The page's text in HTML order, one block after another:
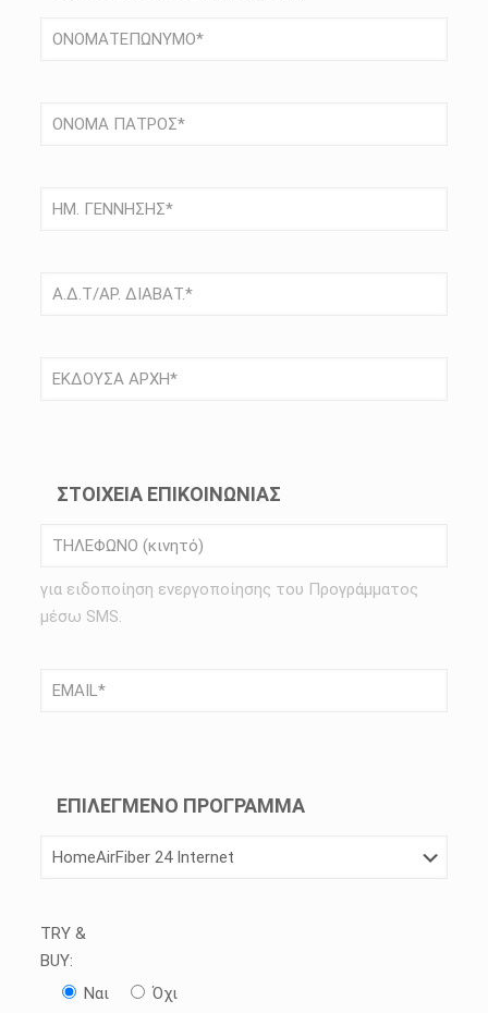
ΣΤΟΙΧΕΙΑ ΕΠΙΚΟΙΝΩΝΙΑΣ
για ειδοποίηση ενεργοποίησης του Προγράμματος
μέσω SMS.
ΕΠΙΛΕΓΜΕΝΟ ΠΡΟΓΡΑΜΜΑ
TRY &
BUY:
Ναι
Όχι